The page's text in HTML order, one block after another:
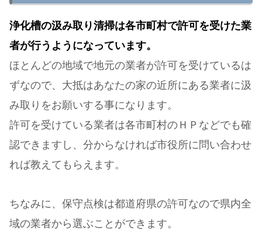
浄化槽の汲み取り清掃は各市町村で許可を受けた業
者が行うようになっています。
ほとんどの地域で地元の業者が許可を受けているは
ずなので、大抵はあなたの家の近所にある業者に汲
み取りをお願いする事になります。
許可を受けている業者は各市町村のＨＰなどでも確
認できますし、分からなければ市役所に問い合わせ
れば教えてもらえます。
ちなみに、保守点検は都道府県の許可なので県内全
域の業者から選ぶことができます。